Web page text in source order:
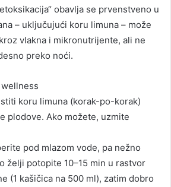
obavlja se prvenstveno u
– uključujući koru limuna – može
vlakna i mikronutrijente, ali ne
preko noći.
koru limuna (korak-po-korak)
plodove. Ako možete, uzmite
pod mlazom vode, pa nežno
želji potopite 10–15 min u rastvor
(1 kašičica na 500 ml), zatim dobro